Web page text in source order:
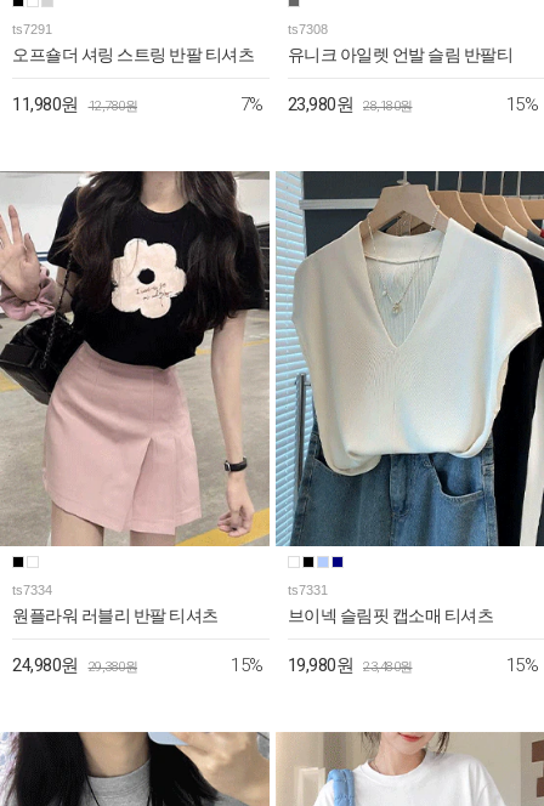
ts7291
오프숄더 셔링 스트링 반팔 티셔츠
11,980원 12,780원 7%
ts7308
유니크 아일렛 언발 슬림 반팔티
23,980원 28,180원 15%
ts7334
원플라워 러블리 반팔 티셔츠
24,980원 29,380원 15%
ts7331
브이넥 슬림핏 캡소매 티셔츠
19,980원 23,480원 15%